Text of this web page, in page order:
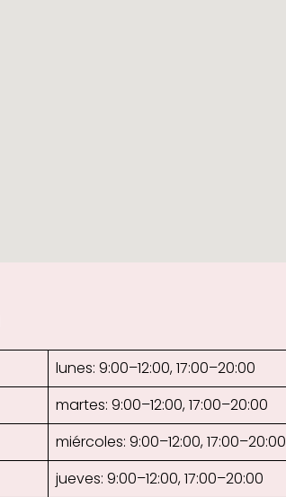
lunes: 9:00–12:00, 17:00–20:00
martes: 9:00–12:00, 17:00–20:00
miércoles: 9:00–12:00, 17:00–20:00
jueves: 9:00–12:00, 17:00–20:00